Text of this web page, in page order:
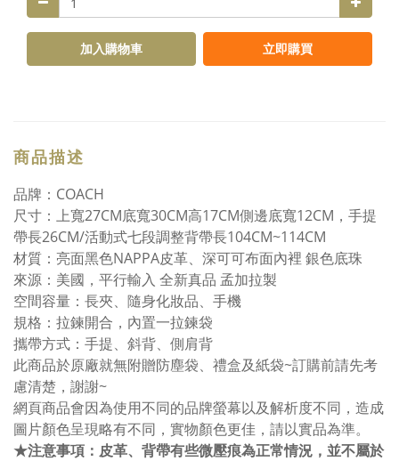
加入購物車 立即購買
商品描述
品牌：COACH
尺寸：上寬27CM底寬30CM高17CM側邊底寬12CM，手提
帶長26CM/活動式七段調整背帶長104CM~114CM
材質：亮面黑色NAPPA皮革、深可可布面內裡 銀色底珠
來源：美國，平行輸入 全新真品 孟加拉製
空間容量：長夾、隨身化妝品、手機
規格：拉鍊開合，內置一拉鍊袋
攜帶方式：手提、斜背、側肩背
此商品於原廠就無附贈防塵袋、禮盒及紙袋~訂購前請先考
慮清楚，謝謝~
網頁商品會因為使用不同的品牌螢幕以及解析度不同，造成
圖片顏色呈現略有不同，實物顏色更佳，請以實品為準。
★注意事項：皮革、背帶有些微壓痕為正常情況，並不屬於